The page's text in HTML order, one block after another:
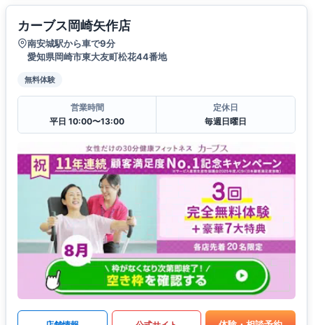
カーブス岡崎矢作店
南安城駅から車で9分
愛知県岡崎市東大友町松花44番地
無料体験
営業時間
平日 10:00〜13:00
定休日
毎週日曜日